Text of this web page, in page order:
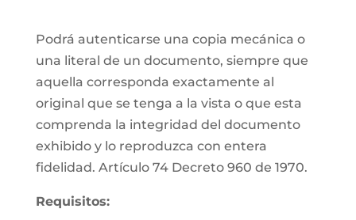
Podrá autenticarse una copia mecánica o
una literal de un documento, siempre que
aquella corresponda exactamente al
original que se tenga a la vista o que esta
comprenda la integridad del documento
exhibido y lo reproduzca con entera
fidelidad. Artículo 74 Decreto 960 de 1970.
Requisitos: